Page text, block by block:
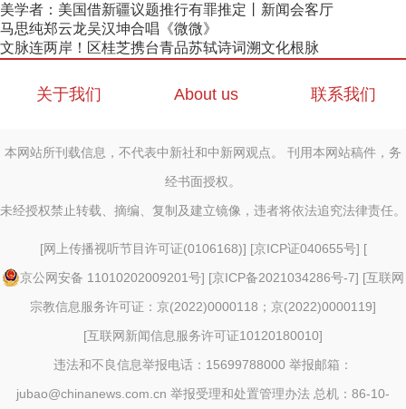
美学者：美国借新疆议题推行有罪推定丨新闻会客厅
马思纯郑云龙吴汉坤合唱《微微》
文脉连两岸！区桂芝携台青品苏轼诗词溯文化根脉
关于我们 About us 联系我们
本网站所刊载信息，不代表中新社和中新网观点。 刊用本网站稿件，务
经书面授权。
未经授权禁止转载、摘编、复制及建立镜像，违者将依法追究法律责任。
[网上传播视听节目许可证(0106168)] [京ICP证040655号] [
京公网安备 11010202009201号] [京ICP备2021034286号-7] [互联网
宗教信息服务许可证：京(2022)0000118；京(2022)0000119]
[互联网新闻信息服务许可证10120180010]
违法和不良信息举报电话：15699788000 举报邮箱：
jubao@chinanews.com.cn 举报受理和处置管理办法 总机：86-10-